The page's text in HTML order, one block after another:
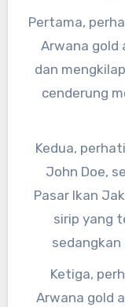
Pertama,
Arwana gold
dan
cenderung
Kedua,
John Doe,
Pasar Ikan
sirip yang
sedangkan
memiliki
Ketiga,
Arwana gold